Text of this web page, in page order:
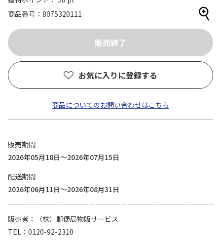
商品番号
8075320111
お気に入りに登録する
商品についてのお問い合わせはこちら
販売期間
2026年05月18日～2026年07月15日
配送期間
2026年06月11日～2026年08月31日
販売者
（株）郵便局物販サービス
TEL
0120-92-2310